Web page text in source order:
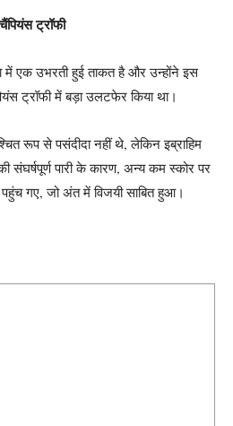
ट्रॉफी
में एक उभरती हुई ताकत है और उन्होंने इस
ट्रॉफी में बड़ा उलटफेर किया था।
रूप से पसंदीदा नहीं थे, लेकिन इब्राहिम
संघर्षपूर्ण पारी के कारण, अन्य कम स्कोर पर
गए, जो अंत में विजयी साबित हुआ।